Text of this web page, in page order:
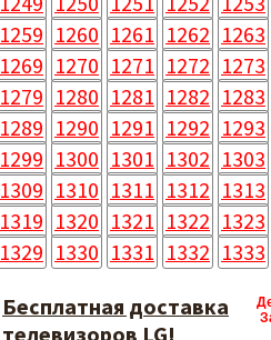
1259 1260 1261 1262 1263
1269 1270 1271 1272 1273
1279 1280 1281 1282 1283
1289 1290 1291 1292 1293
1299 1300 1301 1302 1303
1309 1310 1311 1312 1313
1319 1320 1321 1322 1323
1329 1330 1331 1332 1333
Бесплатная доставка
телевизоров LG!